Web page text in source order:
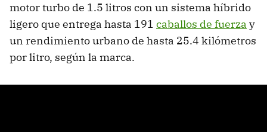
motor turbo de 1.5 litros con un sistema híbrido
ligero que entrega hasta 191 caballos de fuerza y
un rendimiento urbano de hasta 25.4 kilómetros
por litro, según la marca.